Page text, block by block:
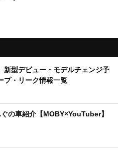
新型デビュー・モデルチェンジ予
プ・リーク情報一覧
の車紹介【MOBY×YouTuber】